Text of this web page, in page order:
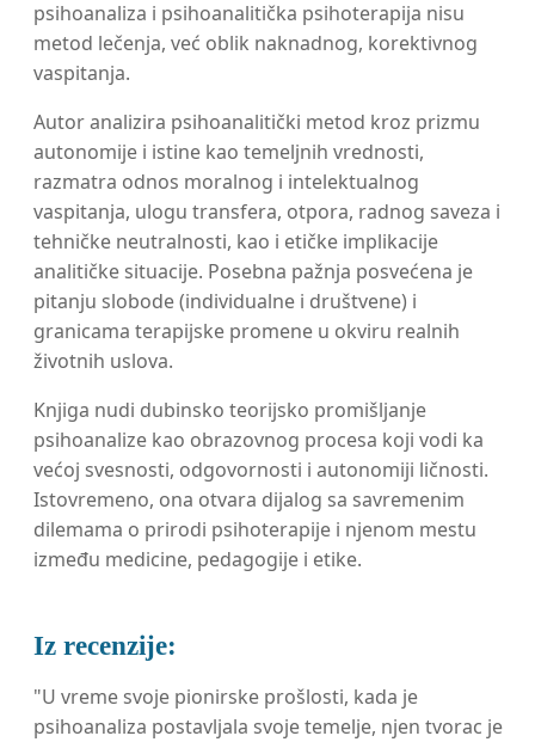
psihoanaliza i psihoanalitička psihoterapija nisu
metod lečenja, već oblik naknadnog, korektivnog
vaspitanja.
Autor analizira psihoanalitički metod kroz prizmu
autonomije i istine kao temeljnih vrednosti,
razmatra odnos moralnog i intelektualnog
vaspitanja, ulogu transfera, otpora, radnog saveza i
tehničke neutralnosti, kao i etičke implikacije
analitičke situacije. Posebna pažnja posvećena je
pitanju slobode (individualne i društvene) i
granicama terapijske promene u okviru realnih
životnih uslova.
Knjiga nudi dubinsko teorijsko promišljanje
psihoanalize kao obrazovnog procesa koji vodi ka
većoj svesnosti, odgovornosti i autonomiji ličnosti.
Istovremeno, ona otvara dijalog sa savremenim
dilemama o prirodi psihoterapije i njenom mestu
između medicine, pedagogije i etike.
Iz recenzije:
"U vreme svoje pionirske prošlosti, kada je
psihoanaliza postavljala svoje temelje, njen tvorac je